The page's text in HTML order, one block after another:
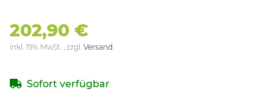
202,90 €
inkl. 19% MwSt. , zzgl. Versand
Sofort verfügbar